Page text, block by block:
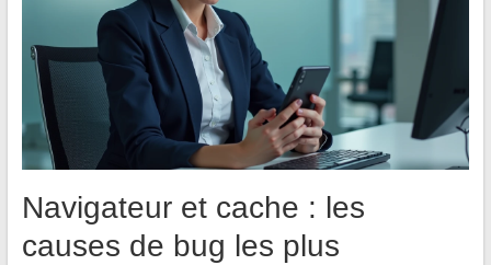
Navigateur et cache : les
causes de bug les plus